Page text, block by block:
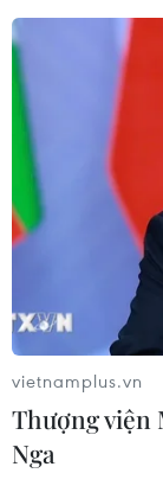
vietnamplus.vn
Thượng viện
Nga